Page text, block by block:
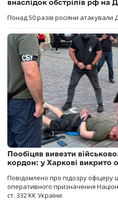
внаслідок обстрілів рф на
Понад 50 разів росіяни атакували
Пообіцяв вивезти
кордон: у Харкові викрито
Повідомлено про підозру офіцеру
оперативного призначення
ст. 332 КК України.